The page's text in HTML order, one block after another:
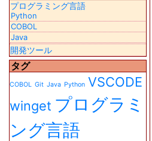
プログラミング言語
Python
COBOL
Java
開発ツール
タグ
COBOL Git Java Python VSCODE
winget プログラミ
ング言語